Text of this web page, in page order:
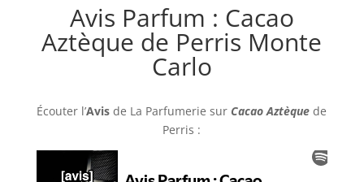
Avis Parfum : Cacao
Aztèque de Perris Monte
Carlo
Écouter l’Avisde La Parfumerie sur Cacao Aztèquede
Perris :